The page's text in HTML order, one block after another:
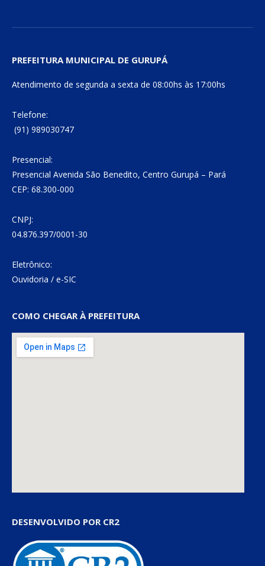
PREFEITURA MUNICIPAL DE GURUPÁ
Atendimento de segunda a sexta de 08:00hs às 17:00hs
Telefone:
(91) 989030747
Presencial:
Presencial Avenida São Benedito, Centro Gurupá – Pará
CEP: 68.300-000
CNPJ:
04.876.397/0001-30
Eletrônico:
Ouvidoria / e-SIC
COMO CHEGAR À PREFEITURA
DESENVOLVIDO POR CR2